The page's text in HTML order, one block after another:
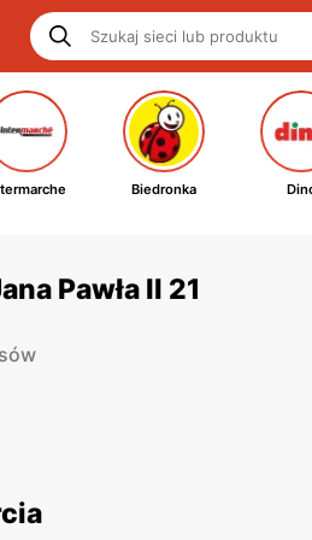
Biedronka
Pawła II 21